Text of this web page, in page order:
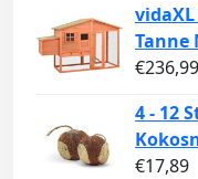
Tanne
€236,99
4 - 12
€17,89